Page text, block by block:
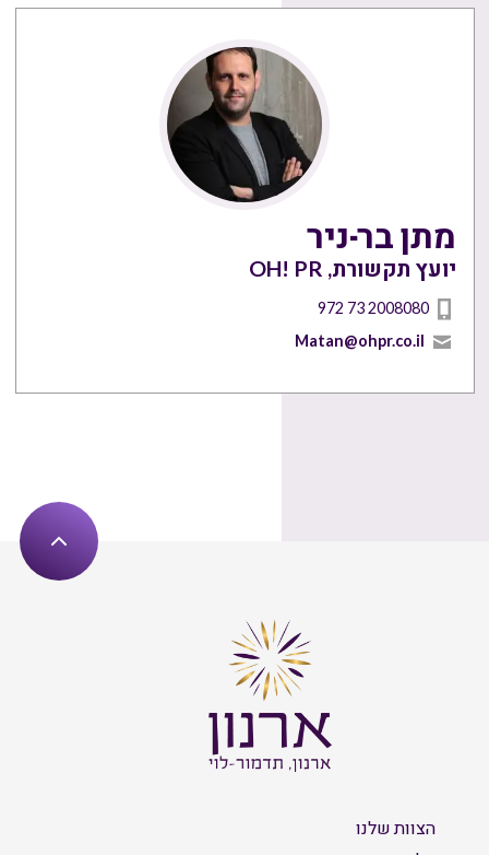
מתן בר-ניר
יועץ תקשורת, OH! PR
972 73 2008080
Matan@ohpr.co.il
הצוות שלנו